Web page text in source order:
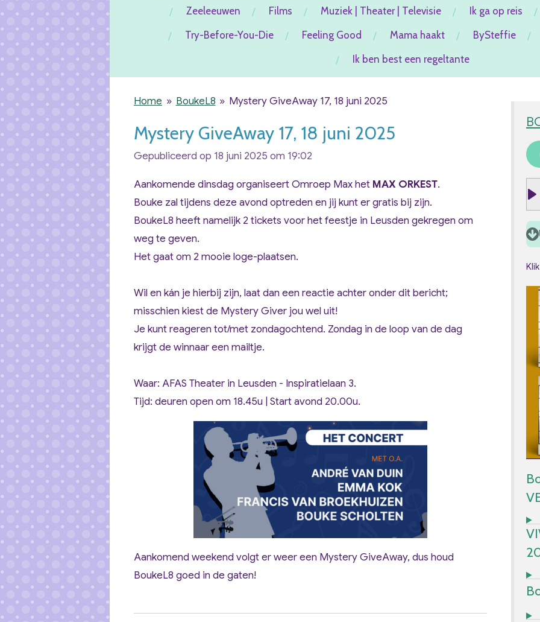
Zeeleeuwen
Films Muziek | Theater | Televisie Ik ga op reis
Try-Before-You-Die
Feeling Good Mama haakt BySteffie
Ik ben best een regeltante
Home » BoukeL8 » Mystery GiveAway 17, 18 juni 2025
Mystery GiveAway 17, 18 juni 2025
Gepubliceerd op 18 juni 2025 om 19:02
Aankomende dinsdag organiseert Omroep Max het MAX ORKEST.
Bouke zal tijdens deze avond optreden en jij kunt er gratis bij zijn.
BoukeL8 heeft namelijk 2 tickets voor het feestje in Leusden gekregen om
weg te geven.
Het gaat om 2 mooie loge-plaatsen.
Wil en kán je hierbij zijn, laat dan een reactie achter onder dit bericht;
misschien kiest de Mystery Giver jou wel uit!
Je kunt reageren tot/met zondagochtend. Zondag in de loop van de dag
krijgt de winnaar een mailtje.
Waar: AFAS Theater in Leusden - Inspiratielaan 3.
Tijd: deuren open om 18.45u | Start avond 20.00u.
Aankomend weekend volgt er weer een Mystery GiveAway, dus houd
BoukeL8 goed in de gaten!
P
l
a
Klik